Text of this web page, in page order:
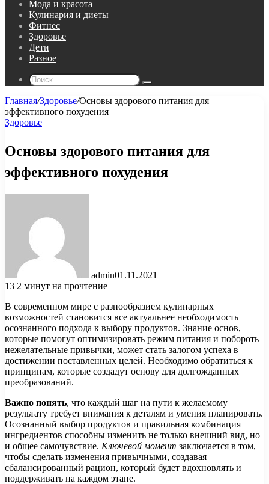
Мода и красота
Кулинария и диеты
Фитнес
Здоровье
Дети
Разное
Поиск...
Главная/Здоровье/Основы здорового питания для
эффективного похудения
Здоровье
Основы здорового питания для
эффективного похудения
admin01.11.2021
13 2 минут на прочтение
В современном мире с разнообразием кулинарных
возможностей становится все актуальнее необходимость
осознанного подхода к выбору продуктов. Знание основ,
которые помогут оптимизировать режим питания и побороть
нежелательные привычки, может стать залогом успеха в
достижении поставленных целей. Необходимо обратиться к
принципам, которые создадут основу для долгожданных
преобразований.
Важно понять, что каждый шаг на пути к желаемому
результату требует внимания к деталям и умения планировать.
Осознанный выбор продуктов и правильная комбинация
ингредиентов способны изменить не только внешний вид, но
и общее самочувствие. Ключевой момент заключается в том,
чтобы сделать изменения привычными, создавая
сбалансированный рацион, который будет вдохновлять и
поддерживать на каждом этапе.